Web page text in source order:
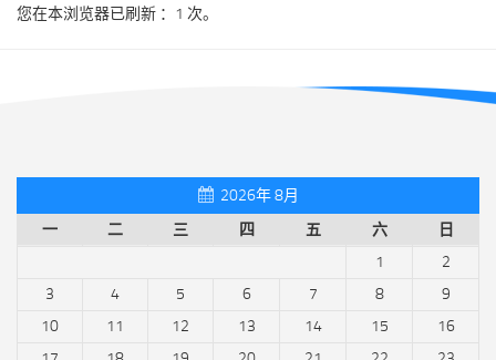
您在本浏览器已刷新 ：1 次。
2026年 8月
一
二 三 四 五 六 日
1
2
3
4 5 6 7 8
9
10
11 12 13 14 15
16